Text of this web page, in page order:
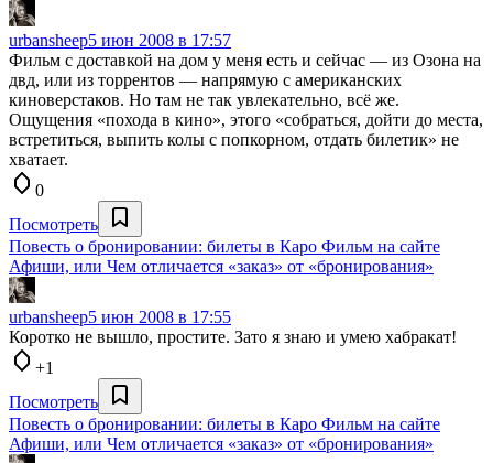
urbansheep5 июн 2008 в 17:57
Фильм с доставкой на дом у меня есть и сейчас — из Озона на
двд, или из торрентов — напрямую с американских
киноверстаков. Но там не так увлекательно, всё же.
Ощущения «похода в кино», этого «собраться, дойти до места,
встретиться, выпить колы с попкорном, отдать билетик» не
хватает.
0
Посмотреть
Повесть о бронировании: билеты в Каро Фильм на сайте
Афиши, или Чем отличается «заказ» от «бронирования»
urbansheep5 июн 2008 в 17:55
Коротко не вышло, простите. Зато я знаю и умею хабракат!
+1
Посмотреть
Повесть о бронировании: билеты в Каро Фильм на сайте
Афиши, или Чем отличается «заказ» от «бронирования»